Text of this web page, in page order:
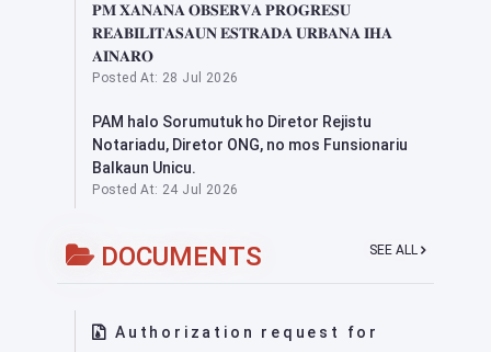
𝐏𝐌 𝐗𝐀𝐍𝐀𝐍𝐀 𝐎𝐁𝐒𝐄𝐑𝐕𝐀 𝐏𝐑𝐎𝐆𝐑𝐄𝐒𝐔
𝐑𝐄𝐀𝐁𝐈𝐋𝐈𝐓𝐀𝐒𝐀𝐔𝐍 𝐄𝐒𝐓𝐑𝐀𝐃𝐀 𝐔𝐑𝐁𝐀𝐍𝐀 𝐈𝐇𝐀
𝐀𝐈𝐍𝐀𝐑𝐎
Posted At: 28 Jul 2026
PAM halo Sorumutuk ho Diretor Rejistu
Notariadu, Diretor ONG, no mos Funsionariu
Balkaun Unicu.
Posted At: 24 Jul 2026
DOCUMENTS SEE ALL
Authorization request for